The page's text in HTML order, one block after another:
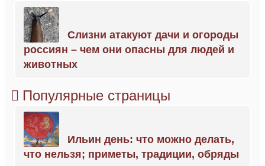
Слизни атакуют дачи и огороды
россиян – чем они опасны для людей и
животных
Популярные страницы
Ильин день: что можно делать,
что нельзя; приметы, традиции, обряды